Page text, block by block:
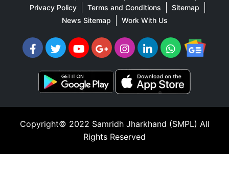
Privacy Policy
Terms and Conditions
Sitemap
News Sitemap
Work With Us
Copyright© 2022 Samridh Jharkhand (SMPL) All
Rights Reserved